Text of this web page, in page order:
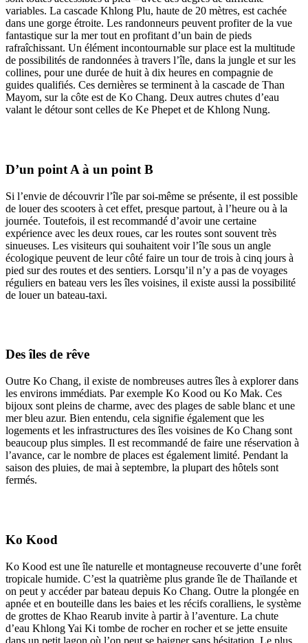
variables. La cascade Khlong Plu, haute de 20 mètres, est cachée
dans une gorge étroite. Les randonneurs peuvent profiter de la vue
fantastique sur la mer tout en profitant d’un bain de pieds
rafraîchissant. Un élément incontournable sur place est la multitude
de possibilités de randonnées à travers l’île, dans la jungle et sur les
collines, pour une durée de huit à dix heures en compagnie de
guides qualifiés. Ces dernières se terminent à la cascade de Than
Mayom, sur la côte est de Ko Chang. Deux autres chutes d’eau
valant le détour sont celles de Ke Phepet et de Khlong Nung.
D’un point A à un point B
Si l’envie de découvrir l’île par soi-même se présente, il est possible
de louer des scooters à cet effet, presque partout, à l’heure ou à la
journée. Toutefois, il est recommandé d’avoir une certaine
expérience avec les deux roues, car les routes sont souvent très
sinueuses. Les visiteurs qui souhaitent voir l’île sous un angle
écologique peuvent de leur côté faire un tour de trois à cinq jours à
pied sur des routes et des sentiers. Lorsqu’il n’y a pas de voyages
réguliers en bateau vers les îles voisines, il existe aussi la possibilité
de louer un bateau-taxi.
Des îles de rêve
Outre Ko Chang, il existe de nombreuses autres îles à explorer dans
les environs immédiats. Par exemple Ko Kood ou Ko Mak. Ces
bijoux sont pleins de charme, avec des plages de sable blanc et une
mer bleu azur. Bien entendu, cela signifie également que les
logements et les infrastructures des îles voisines de Ko Chang sont
beaucoup plus simples. Il est recommandé de faire une réservation à
l’avance, car le nombre de places est également limité. Pendant la
saison des pluies, de mai à septembre, la plupart des hôtels sont
fermés.
Ko Kood
Ko Kood est une île naturelle et montagneuse recouverte d’une forêt
tropicale humide. C’est la quatrième plus grande île de Thaïlande et
on peut y accéder par bateau depuis Ko Chang. Outre la plongée en
apnée et en bouteille dans les baies et les récifs coralliens, le système
de grottes de Khao Rearub invite à partir à l’aventure. La chute
d’eau Khlong Yai Ki tombe de rocher en rocher et se jette ensuite
dans un petit lagon où l’on peut se baigner sans hésitation. Le plus